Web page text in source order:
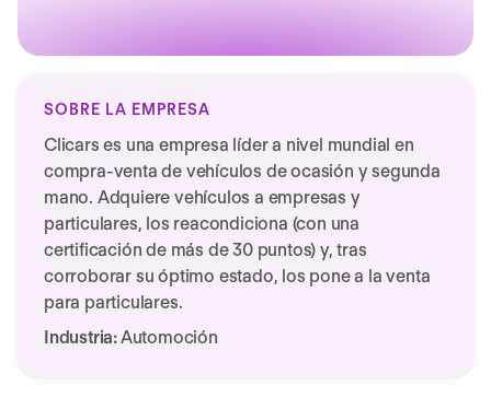
SOBRE LA EMPRESA
Clicars es una empresa líder a nivel mundial en
compra-venta de vehículos de ocasión y segunda
mano. Adquiere vehículos a empresas y
particulares, los reacondiciona (con una
certificación de más de 30 puntos) y, tras
corroborar su óptimo estado, los pone a la venta
para particulares.
Industria:Automoción